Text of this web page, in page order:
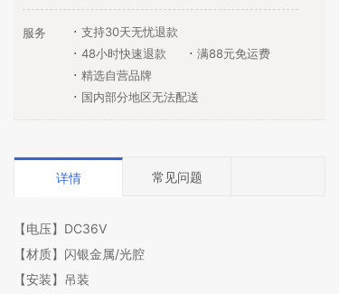
服务
支持30天无忧退款
48小时快速退款
满88元免运费
精选自营品牌
国内部分地区无法配送
详情 常见问题
【电压】DC36V
【材质】闪银金属/光腔
【安装】吊装